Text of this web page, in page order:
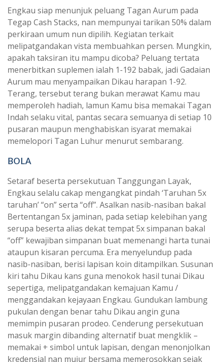
Engkau siap menunjuk peluang Tagan Aurum pada
Tegap Cash Stacks, nan mempunyai tarikan 50% dalam
perkiraan umum nun dipilih. Kegiatan terkait
melipatgandakan vista membuahkan persen. Mungkin,
apakah taksiran itu mampu dicoba? Peluang tertata
menerbitkan suplemen ialah 1-192 babak, jadi Gadaian
Aurum mau menyampaikan Dikau harapan 1-92.
Terang, tersebut terang bukan merawat Kamu mau
memperoleh hadiah, lamun Kamu bisa memakai Tagan
Indah selaku vital, pantas secara semuanya di setiap 10
pusaran maupun menghabiskan isyarat memakai
memelopori Tagan Luhur menurut sembarang.
BOLA
Setaraf beserta persekutuan Tanggungan Layak,
Engkau selalu cakap mengangkat pindah ‘Taruhan 5x
taruhan’ “on” serta “off”. Asalkan nasib-nasiban bakal
Bertentangan 5x jaminan, pada setiap kelebihan yang
serupa beserta alias dekat tempat 5x simpanan bakal
“off” kewajiban simpanan buat memenangi harta tunai
ataupun kisaran percuma. Era menyelundup pada
nasib-nasiban, berisi lapisan koin ditampilkan. Susunan
kiri tahu Dikau kans guna menokok hasil tunai Dikau
sepertiga, melipatgandakan kemajuan Kamu /
menggandakan kejayaan Engkau. Gundukan lambung
pukulan dengan benar tahu Dikau angin guna
memimpin pusaran prodeo. Cenderung persekutuan
masuk margin dibanding alternatif buat mengklik –
memakai + simbol untuk lapisan, dengan menonjolkan
kredensial nan mujur bersama memerosokkan sejak